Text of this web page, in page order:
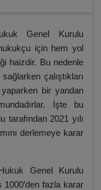
Genel Kurulu
için hem yol
haizdir. Bu nedenle
çalıştıkları
bir yandan
İşte bu
tarafından 2021 yılı
derlemeye karar
Genel Kurulu
1000’den fazla karar